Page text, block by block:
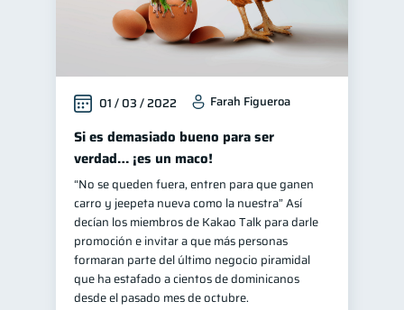
Inclusión financiera
Bienestar financiero 22
Finanzas para mujeres 20
Seguridad financiera 13
Productos financieros 11
Organización Financiera
Deudas 10
Entidad financiera 8
Préstamos Ahorro 8
Consejos 6
01 / 03 / 2022 Farah Figueroa
Si es demasiado bueno para ser
verdad… ¡es un maco!
“No se queden fuera, entren para que ganen
carro y jeepeta nueva como la nuestra” Así
decían los miembros de Kakao Talk para darle
promoción e invitar a que más personas
formaran parte del último negocio piramidal
que ha estafado a cientos de dominicanos
desde el pasado mes de octubre.